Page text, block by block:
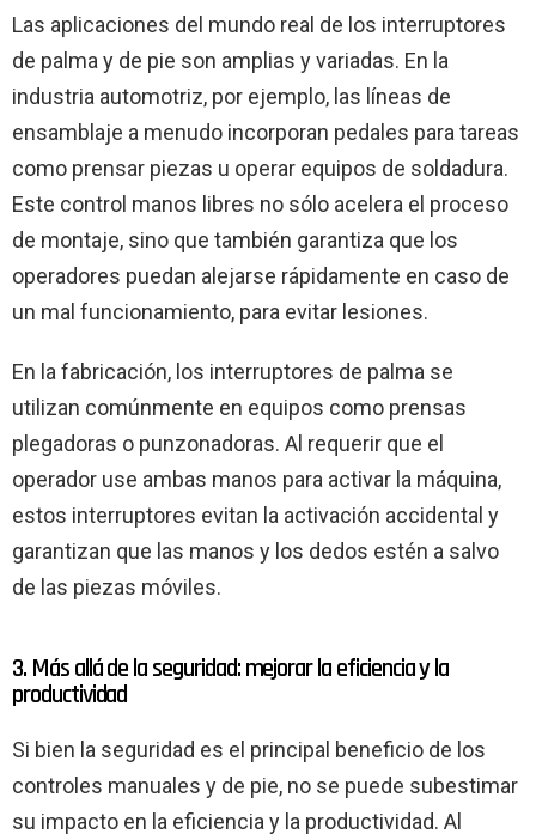
Las aplicaciones del mundo real de los interruptores
de palma y de pie son amplias y variadas. En la
industria automotriz, por ejemplo, las líneas de
ensamblaje a menudo incorporan pedales para tareas
como prensar piezas u operar equipos de soldadura.
Este control manos libres no sólo acelera el proceso
de montaje, sino que también garantiza que los
operadores puedan alejarse rápidamente en caso de
un mal funcionamiento, para evitar lesiones.
En la fabricación, los interruptores de palma se
utilizan comúnmente en equipos como prensas
plegadoras o punzonadoras. Al requerir que el
operador use ambas manos para activar la máquina,
estos interruptores evitan la activación accidental y
garantizan que las manos y los dedos estén a salvo
de las piezas móviles.
3. Más allá de la seguridad: mejorar la eficiencia y la
productividad
Si bien la seguridad es el principal beneficio de los
controles manuales y de pie, no se puede subestimar
su impacto en la eficiencia y la productividad. Al